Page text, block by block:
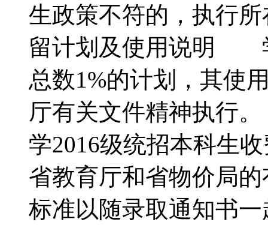
生政策不符的，执行
留计划及使用说明
总数1%的计划，其使
厅有关文件精神执
学2016级统招本科生
省教育厅和省物价局
标准以随录取通知书